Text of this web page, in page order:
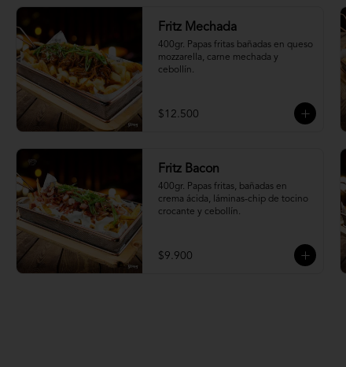
Fritz Mechada
400gr. Papas fritas bañadas en queso
mozzarella, carne mechada y
cebollín.
$12.500
Fritz Bacon
400gr. Papas fritas, bañadas en
crema ácida, láminas-chip de tocino
crocante y cebollín.
$9.900